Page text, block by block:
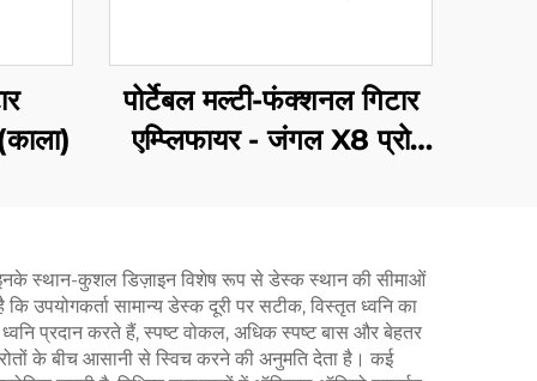
पोर्टेबल मल्टी-फंक्शनल गिटार
एम्प्लिफायर - जंगल X8 प्रो
स्थान-कुशल डिज़ाइन विशेष रूप से डेस्क स्थान की सीमाओं
सामान्य डेस्क दूरी पर सटीक, विस्तृत ध्वनि का
ध्वनि प्रदान करते हैं, स्पष्ट वोकल, अधिक स्पष्ट बास और बेहतर
के बीच आसानी से स्विच करने की अनुमति देता है। कई